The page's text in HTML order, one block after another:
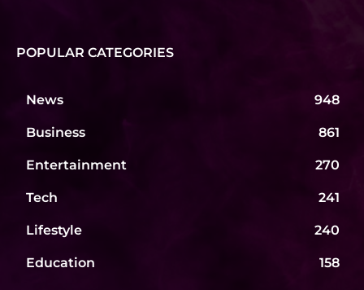
POPULAR CATEGORIES
News 948
Business 861
Entertainment 270
Tech 241
Lifestyle 240
Education 158